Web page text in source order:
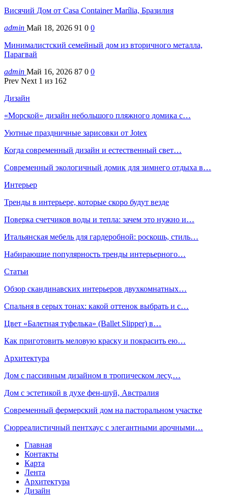
Висячий Дом от Casa Container Marília, Бразилия
admin Май 18, 2026 91 0 0
Минималистский семейный дом из вторичного металла,
Парагвай
admin Май 16, 2026 87 0 0
Prev Next 1 из 162
Дизайн
«Морской» дизайн небольшого пляжного домика с…
Уютные праздничные зарисовки от Jotex
Когда современный дизайн и естественный свет…
Современный экологичный домик для зимнего отдыха в…
Интерьер
Тренды в интерьере, которые скоро будут везде
Поверка счетчиков воды и тепла: зачем это нужно и…
Итальянская мебель для гардеробной: роскошь, стиль…
Набирающие популярность тренды интерьерного…
Статьи
Обзор скандинавских интерьеров двухкомнатных…
Спальня в серых тонах: какой оттенок выбрать и с…
Цвет «Балетная туфелька» (Ballet Slipper) в…
Как приготовить меловую краску и покрасить ею…
Архитектура
Дом с пассивным дизайном в тропическом лесу,…
Дом с эстетикой в духе фен-шуй, Австралия
Современный фермерский дом на пасторальном участке
Сюрреалистичный пентхаус с элегантными арочными…
Главная
Контакты
Карта
Лента
Архитектура
Дизайн